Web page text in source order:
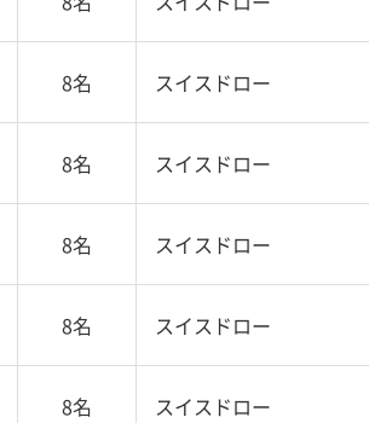
8名 スイスドロー
8名 スイスドロー
8名 スイスドロー
8名 スイスドロー
8名 スイスドロー